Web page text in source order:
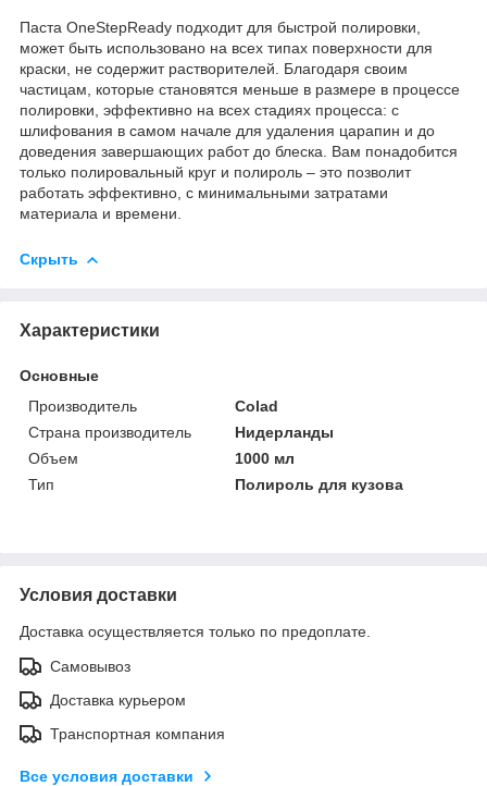
Паста OneStepReady подходит для быстрой полировки,
может быть использовано на всех типах поверхности для
краски, не содержит растворителей. Благодаря своим
частицам, которые становятся меньше в размере в процессе
полировки, эффективно на всех стадиях процесса: с
шлифования в самом начале для удаления царапин и до
доведения завершающих работ до блеска. Вам понадобится
только полировальный круг и полироль – это позволит
работать эффективно, с минимальными затратами
материала и времени.
Скрыть
Характеристики
Основные
Производитель
Colad
Страна производитель
Нидерланды
Объем
1000 мл
Тип
Полироль для кузова
Условия доставки
Доставка осуществляется только по предоплате.
Самовывоз
Доставка курьером
Транспортная компания
Все условия доставки